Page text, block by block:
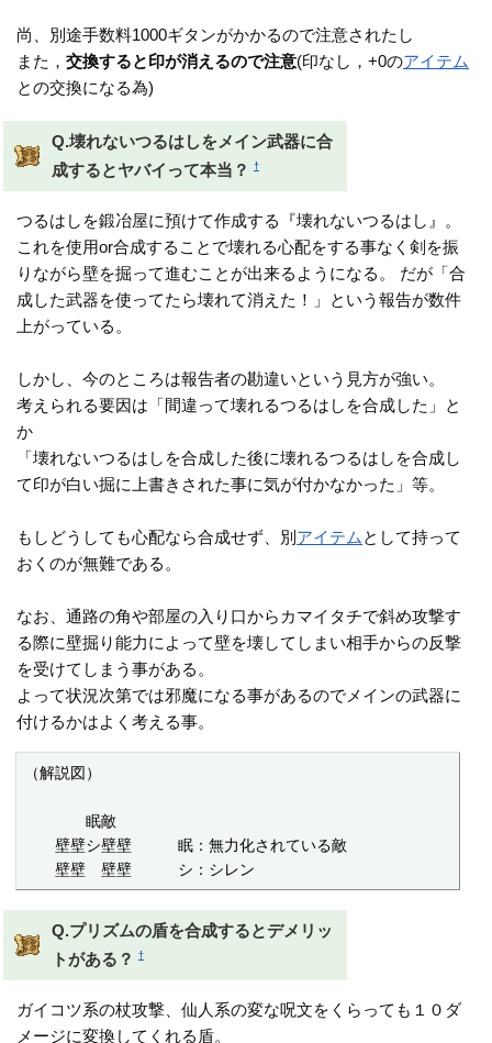
尚、別途手数料1000ギタンがかかるので注意されたし
また，交換すると印が消えるので注意(印なし，+0のアイテム
との交換になる為)
Q.壊れないつるはしをメイン武器に合
成するとヤバイって本当？
†
つるはしを鍛冶屋に預けて作成する『壊れないつるはし』。
これを使用or合成することで壊れる心配をする事なく剣を振
りながら壁を掘って進むことが出来るようになる。 だが「合
成した武器を使ってたら壊れて消えた！」という報告が数件
上がっている。
しかし、今のところは報告者の勘違いという見方が強い。
考えられる要因は「間違って壊れるつるはしを合成した」と
か
「壊れないつるはしを合成した後に壊れるつるはしを合成し
て印が白い掘に上書きされた事に気が付かなかった」等。
もしどうしても心配なら合成せず、別 アイテム として持って
おくのが無難である。
なお、通路の角や部屋の入り口からカマイタチで斜め攻撃す
る際に壁掘り能力によって壁を壊してしまい相手からの反撃
を受けてしまう事がある。
よって状況次第では邪魔になる事があるのでメインの武器に
付けるかはよく考える事。
（解説図）
眠敵
壁壁シ壁壁　　　眠：無力化されている敵
壁壁　壁壁　　　シ：シレン
Q.プリズムの盾を合成するとデメリッ
トがある？
†
ガイコツ系の杖攻撃、仙人系の変な呪文をくらっても１０ダ
メージに変換してくれる盾。